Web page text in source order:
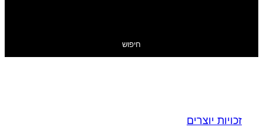
חיפוש
זכויות יוצרים